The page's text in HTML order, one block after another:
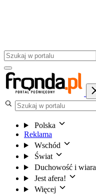
Polska
Reklama
Wschód
Świat
Duchowość i wiara
Jest afera!
Więcej